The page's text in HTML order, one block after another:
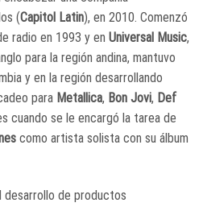
(Capitol Latin), en 2010. Comenzó
radio en 1993 y en Universal Music,
para la región andina, mantuvo
y en la región desarrollando
para Metallica, Bon Jovi, Def
cuando se le encargó la tarea de
como artista solista con su álbum
desarrollo de productos